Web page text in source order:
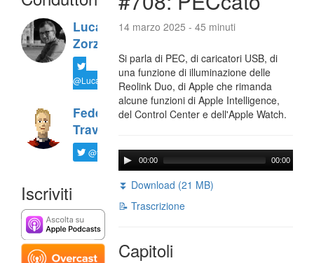
Luca
Zorzi
@LucaTNT
Federico
Travaini
@ftrava
Iscriviti
14 marzo 2025 - 45 minuti
Si parla di PEC, di caricatori USB, di
una funzione di illuminazione delle
Reolink Duo, di Apple che rimanda
alcune funzioni di Apple Intelligence,
del Control Center e dell'Apple Watch.
00:00 00:00
⏬ Download (21 MB)
📝 Trascrizione
Capitoli